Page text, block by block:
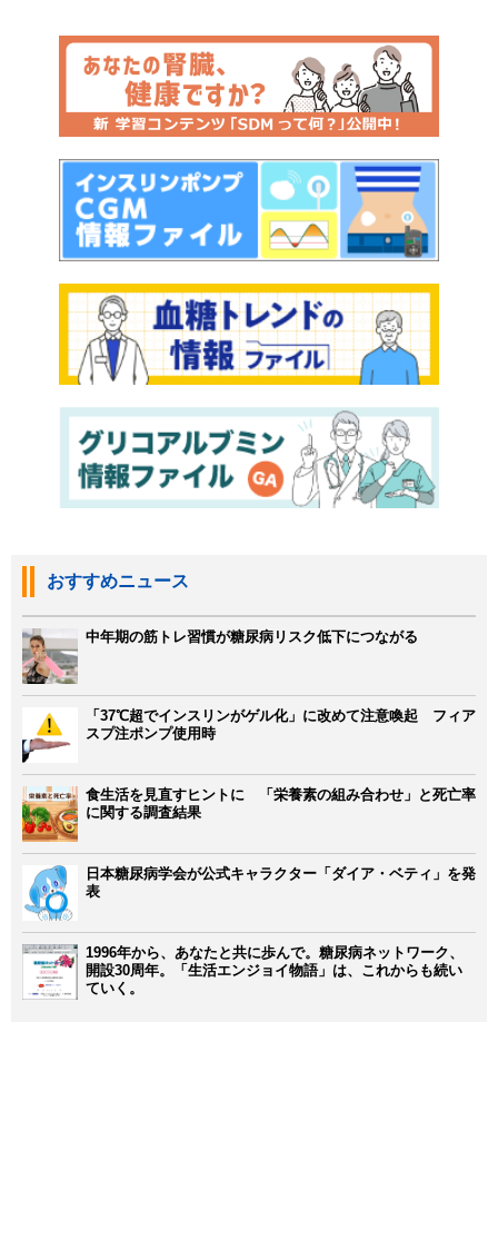
おすすめニュース
中年期の筋トレ習慣が糖尿病リスク低下につながる
「37℃超でインスリンがゲル化」に改めて注意喚起 フィア
スプ注ポンプ使用時
食生活を見直すヒントに 「栄養素の組み合わせ」と死亡率
に関する調査結果
日本糖尿病学会が公式キャラクター「ダイア・ベティ」を発
表
1996年から、あなたと共に歩んで。糖尿病ネットワーク、
開設30周年。「生活エンジョイ物語」は、これからも続い
ていく。